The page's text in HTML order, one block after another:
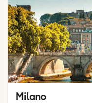
Milano